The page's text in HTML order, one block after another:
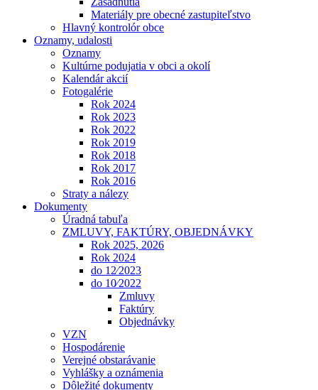
Materiály pre obecné zastupiteľstvo
Hlavný kontrolór obce
Oznamy, udalosti
Oznamy
Kultúrne podujatia v obci a okolí
Kalendár akcií
Fotogalérie
Rok 2024
Rok 2023
Rok 2022
Rok 2019
Rok 2018
Rok 2017
Rok 2016
Straty a nálezy
Dokumenty
Úradná tabuľa
ZMLUVY, FAKTÚRY, OBJEDNÁVKY
Rok 2025, 2026
Rok 2024
do 12⁄2023
do 10⁄2022
Zmluvy
Faktúry
Objednávky
VZN
Hospodárenie
Verejné obstarávanie
Vyhlášky a oznámenia
Dôležité dokumenty